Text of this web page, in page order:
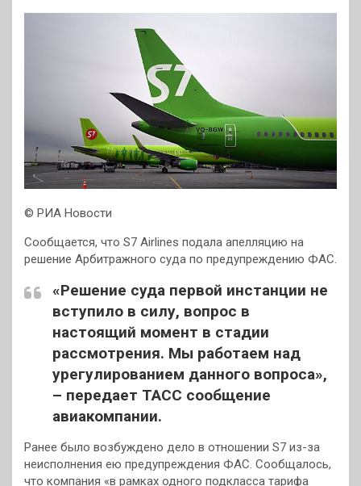
© РИА Новости
Сообщается, что S7 Airlines подала апелляцию на
решение Арбитражного суда по предупреждению ФАС.
«Решение суда первой инстанции не
вступило в силу, вопрос в
настоящий момент в стадии
рассмотрения. Мы работаем над
урегулированием данного вопроса»,
– передает ТАСС сообщение
авиакомпании.
Ранее было возбуждено дело в отношении S7 из-за
неисполнения ею предупреждения ФАС. Сообщалось,
что компания «в рамках одного подкласса тарифа